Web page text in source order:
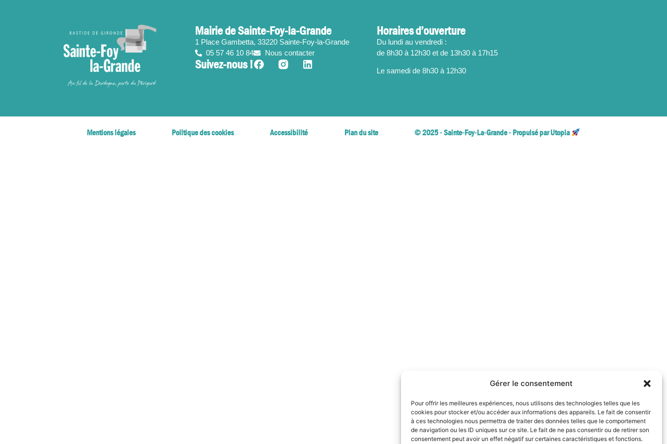
Gérer le consentement
Pour offrir les meilleures expériences, nous utilisons des technologies telles que les
cookies pour stocker et/ou accéder aux informations des appareils. Le fait de consentir
à ces technologies nous permettra de traiter des données telles que le comportement
de navigation ou les ID uniques sur ce site. Le fait de ne pas consentir ou de retirer son
consentement peut avoir un effet négatif sur certaines caractéristiques et fonctions.
Mairie de Sainte-Foy-la-Grande
1 Place Gambetta, 33220 Sainte-Foy-la-Grande
05 57 46 10 84
Nous contacter
Suivez-nous !
Horaires d’ouverture
Du lundi au vendredi :
de 8h30 à 12h30 et de 13h30 à 17h15
Le samedi de 8h30 à 12h30
Mentions légales Politique des cookies Accessibilité Plan du site © 2025 - Sainte-Foy-La-Grande - Propulsé par Utopia